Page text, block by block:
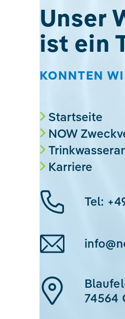
Unser
ist ein
KONNTEN
Startseite
NOW
Karriere
Tel:
74564